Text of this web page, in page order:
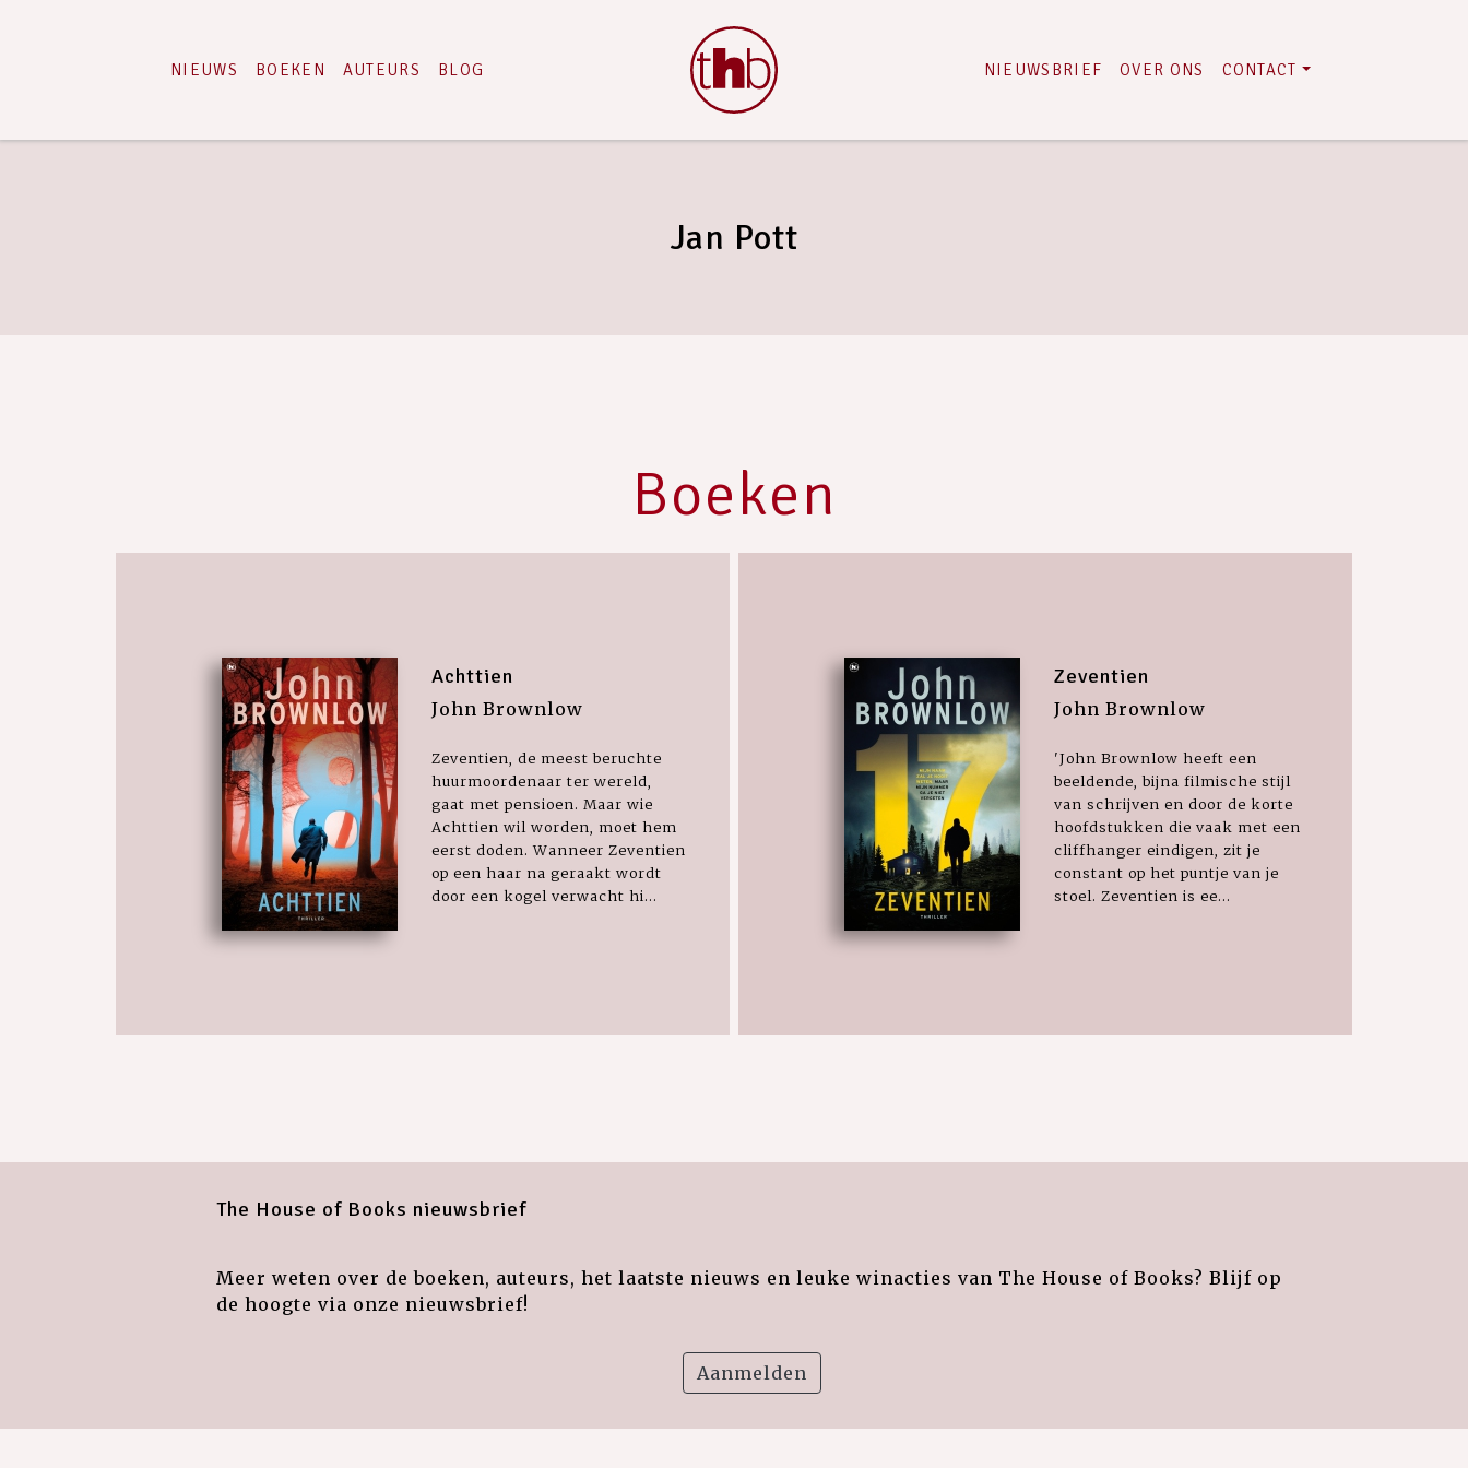
NIEUWS BOEKEN AUTEURS BLOG NIEUWSBRIEF OVER ONS CONTACT
Jan Pott
Boeken
Achttien
John Brownlow
Zeventien, de meest beruchte
huurmoordenaar ter wereld,
gaat met pensioen. Maar wie
Achttien wil worden, moet hem
eerst doden. Wanneer Zeventien
op een haar na geraakt wordt
door een kogel verwacht hi...
Zeventien
John Brownlow
'John Brownlow heeft een
beeldende, bijna filmische stijl
van schrijven en door de korte
hoofdstukken die vaak met een
cliffhanger eindigen, zit je
constant op het puntje van je
stoel. Zeventien is ee...
The House of Books nieuwsbrief
Meer weten over de boeken, auteurs, het laatste nieuws en leuke winacties van The House of Books? Blijf op
de hoogte via onze nieuwsbrief!
Aanmelden